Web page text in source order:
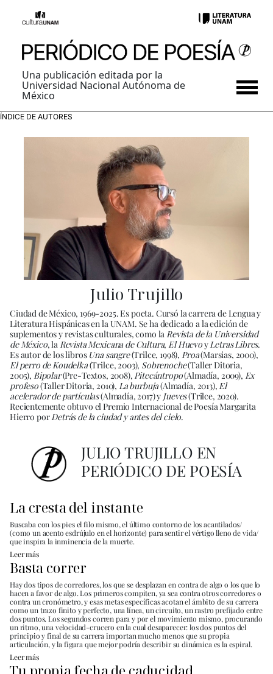
Una publicación editada por la
Universidad Nacional Autónoma de
México
ÍNDICE DE AUTORES
Julio Trujillo
Ciudad de México, 1969-2025. Es poeta. Cursó la carrera de Lengua y
Literatura Hispánicas en la UNAM. Se ha dedicado a la edición de
suplementos y revistas culturales, como la Revista de la Universidad
de México, la Revista Mexicana de Cultura, El Huevoy Letras Libres.
Es autor de los libros Una sangre(Trilce, 1998), Proa(Marsias, 2000),
El perro de Koudelka(Trilce, 2003), Sobrenoche(Taller Ditoria,
2005), Bipolar(Pre-Textos, 2008), Pitecántropo(Almadía, 2009), Ex
profeso(Taller Ditoria, 2010), La burbuja(Almadía, 2013), El
acelerador de partículas(Almadía, 2017) y Jueves(Trilce, 2020).
Recientemente obtuvo el Premio Internacional de Poesía Margarita
Hierro por Detrás de la ciudad y antes del cielo.
JULIO TRUJILLO EN
PERIÓDICO DE POESÍA
La cresta del instante
Buscaba con los pies el filo mismo, el último contorno de los acantilados/
(como un acento esdrújulo en el horizonte) para sentir el vértigo lleno de vida/
que inspira la inminencia de la muerte.
Leer más
Basta correr
Hay dos tipos de corredores, los que se desplazan en contra de algo o los que lo
hacen a favor de algo. Los primeros compiten, ya sea contra otros corredores o
contra un cronómetro, y esas metas específicas acotan el ámbito de su carrera
como un trazo finito y perfecto, una línea, un circuito, un rastro prefijado entre
dos puntos. Los segundos corren para y por el movimiento mismo, procurando
un ritmo, una velocidad-crucero en la cual desaparecer: los dos puntos del
principio y final de su carrera importan mucho menos que su propia
articulación, y la figura que mejor podría describir su dinámica es la espiral.
Leer más
Tu propia fecha de caducidad